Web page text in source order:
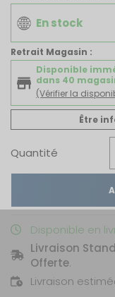
En stock
Retrait Magasin :
Disponible
dans 40
(Vérifier la
Être
Quantité
Disponible en
Livraison
Offerte.
Livraison